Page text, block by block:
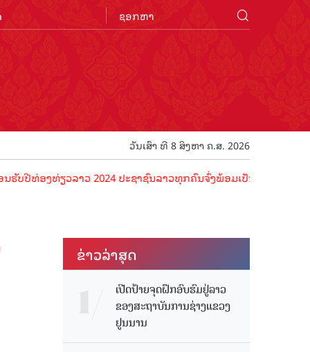
ວັນເສົາ ທີ 8 ສິງຫາ ຄ.ສ. 2026
ອງທ່ຽວລາວ 2024 ປະຊາຊົນລາວທຸກຄົນຈົ່ງພ້ອມເປັນເຈົ້າພາບທີ່ດີ ຕ້ອນ
ຂ່າວ​ລ່າ​ສຸດ
ເປີດປ້າຍຈຸດຝຶກອົບຮົມຢູ່ລາວ
ຂອງສະຖາບັນການຊ່າງແຂວງ
ຢູນນານ